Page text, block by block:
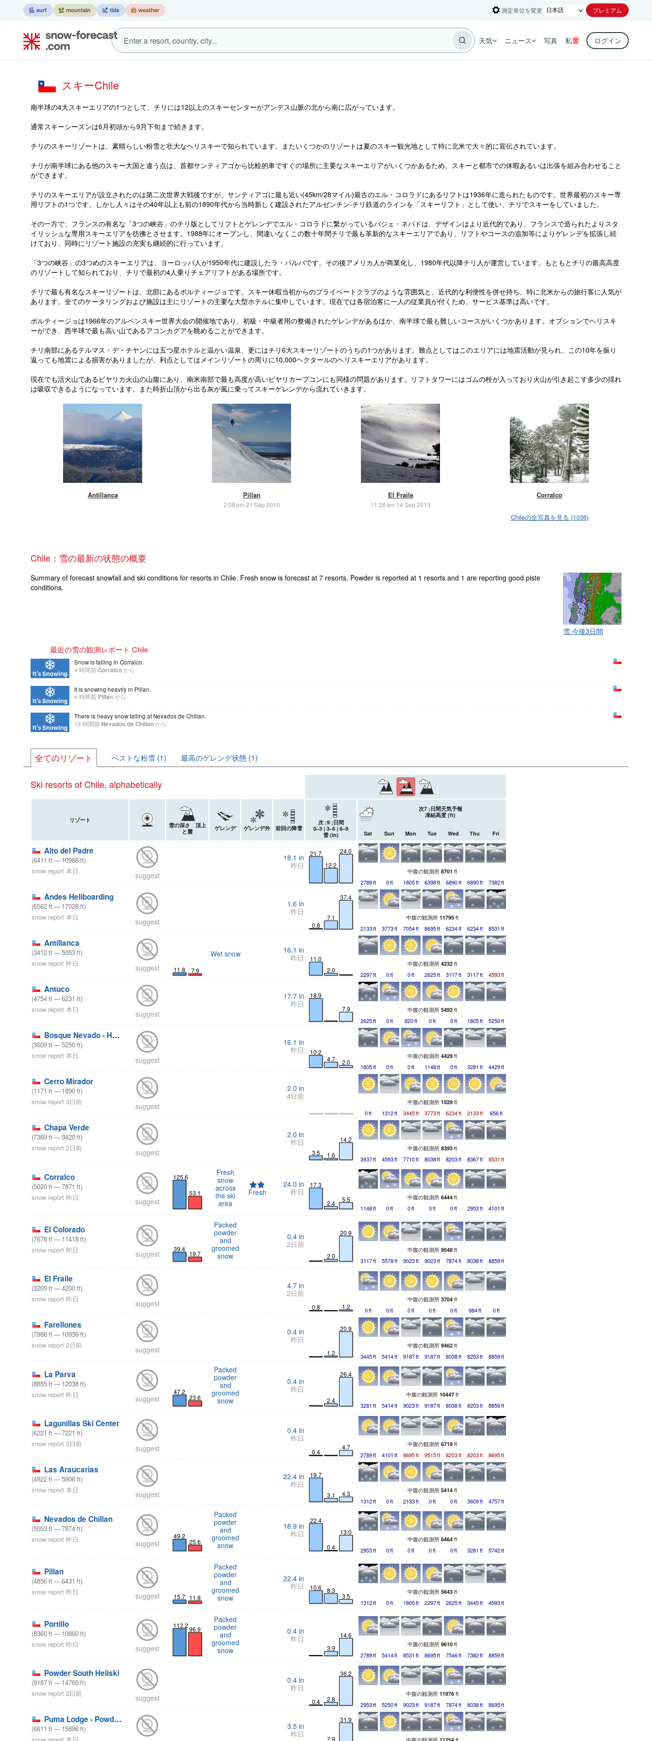
測定単位を変更 プレミアム
天気 ニュース 写真 私雪 ログイン
スキーChile
南半球の4大スキーエリアの1つとして、チリには12以上のスキーセンターがアンデス山脈の北から南に広がっています。
通常スキーシーズンは6月初頭から9月下旬まで続きます。
チリのスキーリゾートは、素晴らしい粉雪と壮大なヘリスキーで知られています。またいくつかのリゾートは夏のスキー観光地として特に北米で大々的に宣伝されています。
チリが南半球にある他のスキー大国と違う点は、首都サンティアゴから比較的車ですぐの場所に主要なスキーエリアがいくつかあるため、スキーと都市での休暇あるいは出張を組み合わせること
ができます。
チリのスキーエリアが設立されたのは第二次世界大戦後ですが、サンティアゴに最も近い(45km/28マイル)最古のエル・コロラドにあるリフトは1936年に造られたものです。世界最初のスキー専
用リフトの1つです。しかし人々はその40年以上も前の1890年代から当時新しく建設されたアルゼンチン-チリ鉄道のラインを「スキーリフト」として使い、チリでスキーをしていました。
その一方で、フランスの有名な「3つの峡谷」のチリ版としてリフトとゲレンデでエル・コロラドに繋がっているバジェ・ネバドは、デザインはより近代的であり、フランスで造られたよりスタ
イリッシュな専用スキーエリアを彷彿とさせます。1988年にオープンし、間違いなくこの数十年間チリで最も革新的なスキーエリアであり、リフトやコースの追加等によりゲレンデを拡張し続
けており、同時にリゾート施設の充実も継続的に行っています。
「3つの峡谷」の3つめのスキーエリアは、ヨーロッパ人が1950年代に建設したラ・パルバです。その後アメリカ人が商業化し、1980年代以降チリ人が運営しています。もともとチリの最高高度
のリゾートして知られており、チリで最初の4人乗りチェアリフトがある場所です。
チリで最も有名なスキーリゾートは、北部にあるポルティージョです。スキー休暇当初からのプライベートクラブのような雰囲気と、近代的な利便性を併せ持ち、特に北米からの旅行客に人気が
あります。全てのケータリングおよび施設は主にリゾートの主要な大型ホテルに集中しています。現在では各宿泊客に一人の従業員が付くため、サービス基準は高いです。
ポルティージョは1966年のアルペンスキー世界大会の開催地であり、初級・中級者用の整備されたゲレンデがあるほか、南半球で最も難しいコースがいくつかあります。オプションでヘリスキ
ーができ、西半球で最も高い山であるアコンカグアを眺めることができます。
チリ南部にあるテルマス・デ・チヤンには五つ星ホテルと温かい温泉、更にはチリ6大スキーリゾートのうちの1つがあります。難点としてはこのエリアには地震活動が見られ、この10年を振り
返っても地震による損害がありましたが、利点としてはメインリゾートの周りに10,000ヘクタールのヘリスキーエリアがあります。
現在でも活火山であるビヤリカ火山の山腹にあり、南米南部で最も高度が高いビヤリカープコンにも同様の問題があります。リフトタワーにはゴムの栓が入っており火山が引き起こす多少の揺れ
は吸収できるようになっています。また時折山頂から出る灰が風に乗ってスキーゲレンデから流れていきます。
Antillanca Pillan
2:08 pm 21 Sep 2010
El Fraile
11:28 am 14 Sep 2013
Corralco
Chileの全写真を見る (1036)
Chile：雪の最新の状態の概要
雪:今後3日間
Summary of forecast snowfall and ski conditions for resorts in Chile. Fresh snow is forecast at 7 resorts. Powder is reported at 1 resorts and 1 are reporting good piste
conditions.
最近の雪の観測レポート Chile
Snow is falling in Corralco.
4 時間前Corralcoから
It is snowing heavily in Pillan.
4 時間前 Pillanから
There is heavy snow falling at Nevados de Chillan.
13 時間前 Nevados de Chillanから
全てのリゾート ベストな粉雪 (1) 最高のゲレンデ状態 (1)
Ski resorts of Chile, alphabetically
リゾート
雪の深さ 頂上
と麓
ゲレンデ ゲレンデ外 前回の降雪
次 ;9 ;日間
0–3 | 3–6 | 6–9
雪 (in)
次7 ;日間天気予報
凍結高度 (ft)
Sat Sun Mon Tue Wed Thu Fri
Alto del Padre
(6411 ft—10988ft)
snow report 本日
suggest
18.1 in
昨日
21.7
12.2
24.0
中腹の観測所 8701 ft
2789ft 0ft 1805ft 6398ft 6890ft 6890ft 7382ft
Andes Heliboarding
(6562ft—17028ft)
snow report 本日
suggest
1.6 in
昨日
0.8
7.1
37.4
中腹の観測所 11795 ft
2133ft 3773ft 7054ft 8695ft 6234ft 6234ft 8531 ft
Antillanca
(3412ft—5053ft)
snow report 昨日
suggest 11.8 7.9
Wet snow 16.1 in
昨日
11.0
2.0
中腹の観測所 4232 ft
2297ft 0ft 0ft 2625ft 3117ft 3117ft 4593ft
Antuco
(4754ft—6231 ft)
snow report 本日
suggest
17.7 in
昨日
18.9
7.9
中腹の観測所 5492 ft
2625ft 0ft 820ft 0ft 0ft 1805ft 5250ft
Bosque Nevado - Huilo huilo
(3609ft—5250ft)
snow report 本日
suggest
16.1 in
昨日
10.2
4.7
2.0
中腹の観測所 4429 ft
1805ft 0ft 0ft 1148ft 0ft 3281 ft 4429ft
Cerro Mirador
(1171 ft—1890ft)
snow report 3日前
suggest
2.0 in
4日前
中腹の観測所 1529 ft
0ft 1312ft 3445ft 3773ft 6234ft 2133ft 656ft
Chapa Verde
(7369ft—9420ft)
snow report 2日前
suggest
2.0 in
昨日
3.5 1.6
14.2
中腹の観測所 8393 ft
3937ft 4593ft 7710ft 8038ft 8203ft 8367ft 8531 ft
Corralco
(5020ft—7871 ft)
snow report 昨日
suggest
125.6
53.1
Fresh
snow
across
the ski
area
Fresh
24.0 in
昨日
17.3
2.4 5.5 中腹の観測所 6444 ft
1148ft 0ft 0ft 0ft 0ft 2953ft 4101 ft
El Colorado
(7678ft—11418ft)
snow report 昨日
suggest
39.4
19.7
Packed
powder
and
groomed
snow
0.4 in
2日前
2.0
20.9
中腹の観測所 9548 ft
3117ft 5578ft 9023ft 9023ft 7874ft 8038ft 8859ft
El Fraile
(3209ft—4200ft)
snow report 昨日
suggest
4.7 in
2日前
0.8 1.2
中腹の観測所 3704 ft
0ft 0ft 0ft 0ft 0ft 984ft 0ft
Farellones
(7986ft—10936ft)
snow report 2日前
suggest
0.4 in
昨日
1.2
20.9
中腹の観測所 9462 ft
3445ft 5414ft 9187ft 9187ft 8038ft 8203ft 8859ft
La Parva
(8855ft—12038ft)
snow report 昨日
suggest
47.2
23.6
Packed
powder
and
groomed
snow
0.4 in
昨日
2.4
26.4
中腹の観測所 10447 ft
3281 ft 5414ft 9023ft 9187ft 8038ft 8203ft 8859ft
Lagunillas Ski Center
(6221 ft—7221 ft)
snow report 2日前
suggest
0.4 in
昨日
0.4
4.7 中腹の観測所 6719 ft
2789ft 4101 ft 8695ft 9515ft 8203ft 8203ft 8695ft
Las Araucarias
(4922ft—5906ft)
snow report 本日
suggest
22.4 in
昨日
19.7
3.1 4.3 中腹の観測所 5414 ft
1312ft 0ft 2133ft 0ft 0ft 3609ft 4757ft
Nevados de Chillan
(5053ft—7874ft)
snow report 昨日
suggest
49.2
25.6
Packed
powder
and
groomed
snow
18.9 in
昨日
22.4
0.4
13.0
中腹の観測所 6464 ft
2953ft 0ft 0ft 0ft 0ft 3281 ft 5742ft
Pillan
(4856ft—6431 ft)
snow report 昨日
suggest 15.7 11.8
Packed
powder
and
groomed
snow
22.4 in
昨日
10.6 8.3
3.5
中腹の観測所 5643 ft
1312ft 0ft 1805ft 2297ft 2625ft 3445ft 4593ft
Portillo
(8360ft—10860ft)
snow report 昨日
suggest
112.296.9
Packed
powder
and
groomed
snow
0.4 in
昨日
3.9
14.6
中腹の観測所 9610 ft
2789ft 5414ft 8531 ft 8695ft 7546ft 7382ft 8859ft
Powder South Heliski
(9187ft—14765ft)
snow report 2日前
suggest
0.4 in
昨日
0.4 2.8
36.2
中腹の観測所 11976 ft
2953ft 5250ft 9023ft 9187ft 7874ft 8038ft 8695ft
Puma Lodge - Powder South
(6611 ft—15896ft)
3.5 in
昨日
7.9
31.9